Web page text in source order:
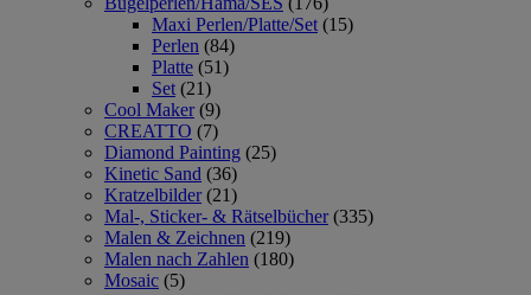
Maxi Perlen/Platte/Set (15)
Perlen (84)
Platte (51)
Set (21)
Cool Maker (9)
CREATTO (7)
Diamond Painting (25)
Kinetic Sand (36)
Kratzelbilder (21)
Mal-, Sticker- & Rätselbücher (335)
Malen & Zeichnen (219)
Malen nach Zahlen (180)
Mosaic (5)